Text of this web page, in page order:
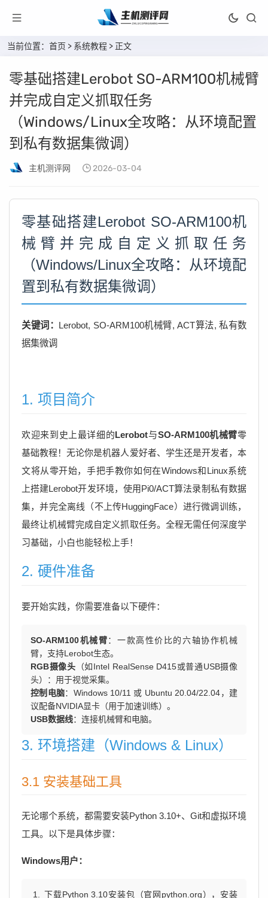
当前位置： 首页 > 系统教程 > 正文
零基础搭建Lerobot SO-ARM100机械臂
并完成自定义抓取任务
（Windows/Linux全攻略：从环境配置
到私有数据集微调）
主机测评网 2026-03-04
零基础搭建Lerobot SO-ARM100机
械臂并完成自定义抓取任务
（Windows/Linux全攻略：从环境配
置到私有数据集微调）
关键词： Lerobot, SO-ARM100机械臂, ACT算法, 私有数
据集微调
1. 项目简介
欢迎来到史上最详细的Lerobot与SO-ARM100机械臂零
基础教程！无论你是机器人爱好者、学生还是开发者，本
文将从零开始，手把手教你如何在Windows和Linux系统
上搭建Lerobot开发环境，使用Pi0/ACT算法录制私有数据
集，并完全离线（不上传HuggingFace）进行微调训练，
最终让机械臂完成自定义抓取任务。全程无需任何深度学
习基础，小白也能轻松上手！
2. 硬件准备
要开始实践，你需要准备以下硬件：
SO-ARM100机械臂：一款高性价比的六轴协作机械
臂，支持Lerobot生态。
RGB摄像头 （如Intel RealSense D415或普通USB摄像
头）：用于视觉采集。
控制电脑：Windows 10/11 或 Ubuntu 20.04/22.04，建
议配备NVIDIA显卡（用于加速训练）。
USB数据线：连接机械臂和电脑。
3. 环境搭建（Windows & Linux）
3.1 安装基础工具
无论哪个系统，都需要安装Python 3.10+、Git和虚拟环境
工具。以下是具体步骤：
Windows用户：
下载Python 3.10安装包（官网python.org），安装